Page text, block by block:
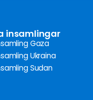
insamlingar
Gaza
Ukraina
Sudan